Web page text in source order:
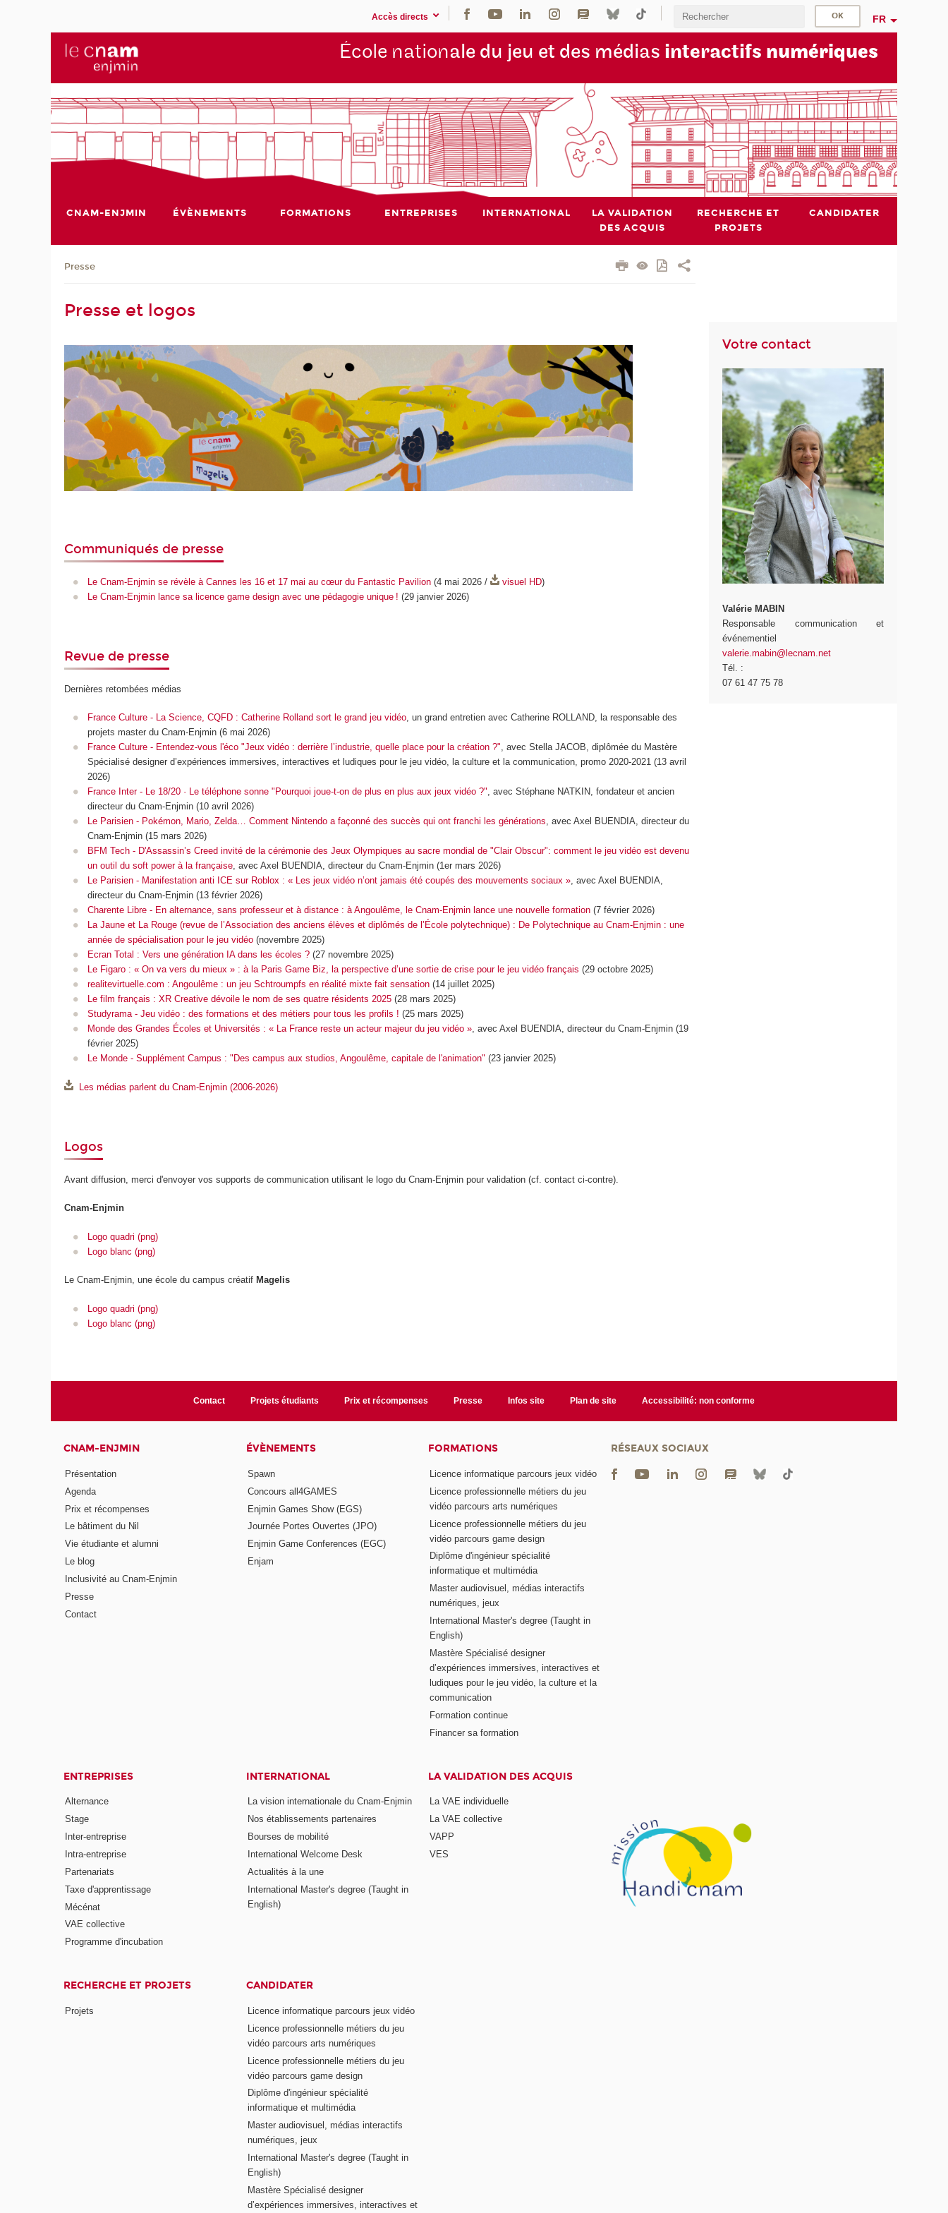
Accès directs FR
École nationale du jeu et des médias interactifs numériques
CNAM-ENJMIN ÉVÈNEMENTS FORMATIONS ENTREPRISES INTERNATIONAL
LA VALIDATION
DES ACQUIS
RECHERCHE ET
PROJETS
CANDIDATER
Presse
Presse et logos
Communiqués de presse
Le Cnam-Enjmin se révèle à Cannes les 16 et 17 mai au cœur du Fantastic Pavilion(4 mai 2026 / visuel HD)
Le Cnam-Enjmin lance sa licence game design avec une pédagogie unique ! (29 janvier 2026)
Revue de presse
Dernières retombées médias
France Culture - La Science, CQFD : Catherine Rolland sort le grand jeu vidéo, un grand entretien avec Catherine ROLLAND, la responsable des
projets master du Cnam-Enjmin (6 mai 2026)
France Culture - Entendez-vous l'éco "Jeux vidéo : derrière l’industrie, quelle place pour la création ?", avec Stella JACOB, diplômée du Mastère
Spécialisé designer d’expériences immersives, interactives et ludiques pour le jeu vidéo, la culture et la communication, promo 2020-2021 (13 avril
2026)
France Inter - Le 18/20 · Le téléphone sonne "Pourquoi joue-t-on de plus en plus aux jeux vidéo ?", avec Stéphane NATKIN, fondateur et ancien
directeur du Cnam-Enjmin (10 avril 2026)
Le Parisien - Pokémon, Mario, Zelda… Comment Nintendo a façonné des succès qui ont franchi les générations, avec Axel BUENDIA, directeur du
Cnam-Enjmin (15 mars 2026)
BFM Tech - D'Assassin’s Creed invité de la cérémonie des Jeux Olympiques au sacre mondial de "Clair Obscur": comment le jeu vidéo est devenu
un outil du soft power à la française, avec Axel BUENDIA, directeur du Cnam-Enjmin (1er mars 2026)
Le Parisien - Manifestation anti ICE sur Roblox : « Les jeux vidéo n’ont jamais été coupés des mouvements sociaux », avec Axel BUENDIA,
directeur du Cnam-Enjmin (13 février 2026)
Charente Libre - En alternance, sans professeur et à distance : à Angoulême, le Cnam-Enjmin lance une nouvelle formation (7 février 2026)
La Jaune et La Rouge (revue de l’Association des anciens élèves et diplômés de l’École polytechnique) : De Polytechnique au Cnam-Enjmin : une
année de spécialisation pour le jeu vidéo(novembre 2025)
Ecran Total : Vers une génération IA dans les écoles ? (27 novembre 2025)
Le Figaro : « On va vers du mieux » : à la Paris Game Biz, la perspective d’une sortie de crise pour le jeu vidéo français (29 octobre 2025)
realitevirtuelle.com : Angoulême : un jeu Schtroumpfs en réalité mixte fait sensation(14 juillet 2025)
Le film français : XR Creative dévoile le nom de ses quatre résidents 2025(28 mars 2025)
Studyrama - Jeu vidéo : des formations et des métiers pour tous les profils ! (25 mars 2025)
Monde des Grandes Écoles et Universités : « La France reste un acteur majeur du jeu vidéo », avec Axel BUENDIA, directeur du Cnam-Enjmin (19
février 2025)
Le Monde - Supplément Campus : "Des campus aux studios, Angoulême, capitale de l'animation" (23 janvier 2025)
Les médias parlent du Cnam-Enjmin (2006-2026)
Logos
Avant diffusion, merci d'envoyer vos supports de communication utilisant le logo du Cnam-Enjmin pour validation (cf. contact ci-contre).
Cnam-Enjmin
Logo quadri (png)
Logo blanc (png)
Le Cnam-Enjmin, une école du campus créatif Magelis
Logo quadri (png)
Logo blanc (png)
Votre contact
Valérie MABIN
Responsable communication et
événementiel
valerie.mabin@lecnam.net
Tél. :
07 61 47 75 78
Contact Projets étudiants Prix et récompenses Presse Infos site Plan de site Accessibilité: non conforme
CNAM-ENJMIN
Présentation
Agenda
Prix et récompenses
Le bâtiment du Nil
Vie étudiante et alumni
Le blog
Inclusivité au Cnam-Enjmin
Presse
Contact
ÉVÈNEMENTS
Spawn
Concours all4GAMES
Enjmin Games Show (EGS)
Journée Portes Ouvertes (JPO)
Enjmin Game Conferences (EGC)
Enjam
FORMATIONS
Licence informatique parcours jeux vidéo
Licence professionnelle métiers du jeu
vidéo parcours arts numériques
Licence professionnelle métiers du jeu
vidéo parcours game design
Diplôme d'ingénieur spécialité
informatique et multimédia
Master audiovisuel, médias interactifs
numériques, jeux
International Master's degree (Taught in
English)
Mastère Spécialisé designer
d’expériences immersives, interactives et
ludiques pour le jeu vidéo, la culture et la
communication
Formation continue
Financer sa formation
ENTREPRISES
Alternance
Stage
Inter-entreprise
Intra-entreprise
Partenariats
Taxe d'apprentissage
Mécénat
VAE collective
Programme d'incubation
INTERNATIONAL
La vision internationale du Cnam-Enjmin
Nos établissements partenaires
Bourses de mobilité
International Welcome Desk
Actualités à la une
International Master's degree (Taught in
English)
LA VALIDATION DES ACQUIS
La VAE individuelle
La VAE collective
VAPP
VES
RECHERCHE ET PROJETS
Projets
CANDIDATER
Licence informatique parcours jeux vidéo
Licence professionnelle métiers du jeu
vidéo parcours arts numériques
Licence professionnelle métiers du jeu
vidéo parcours game design
Diplôme d'ingénieur spécialité
informatique et multimédia
Master audiovisuel, médias interactifs
numériques, jeux
International Master's degree (Taught in
English)
Mastère Spécialisé designer
d’expériences immersives, interactives et
RÉSEAUX SOCIAUX